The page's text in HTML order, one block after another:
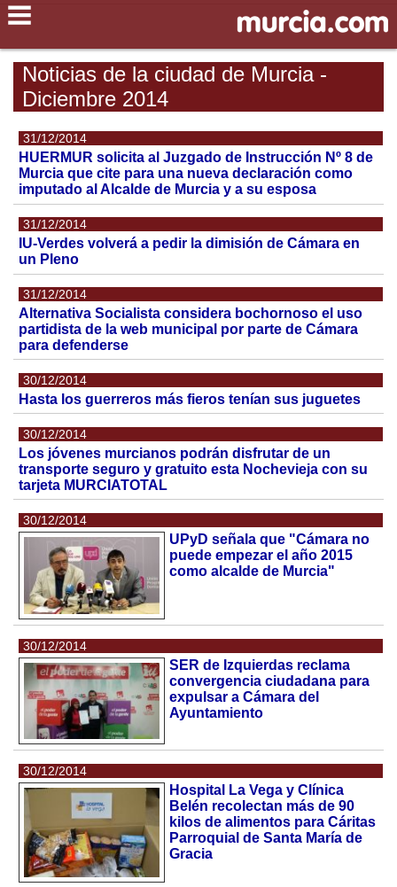
Noticias de la ciudad de Murcia -
Diciembre 2014
31/12/2014
HUERMUR solicita al Juzgado de Instrucción Nº 8 de
Murcia que cite para una nueva declaración como
imputado al Alcalde de Murcia y a su esposa
31/12/2014
IU-Verdes volverá a pedir la dimisión de Cámara en
un Pleno
31/12/2014
Alternativa Socialista considera bochornoso el uso
partidista de la web municipal por parte de Cámara
para defenderse
30/12/2014
Hasta los guerreros más fieros tenían sus juguetes
30/12/2014
Los jóvenes murcianos podrán disfrutar de un
transporte seguro y gratuito esta Nochevieja con su
tarjeta MURCIATOTAL
30/12/2014
UPyD señala que "Cámara no
puede empezar el año 2015
como alcalde de Murcia"
30/12/2014
SER de Izquierdas reclama
convergencia ciudadana para
expulsar a Cámara del
Ayuntamiento
30/12/2014
Hospital La Vega y Clínica
Belén recolectan más de 90
kilos de alimentos para Cáritas
Parroquial de Santa María de
Gracia